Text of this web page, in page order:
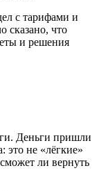
с тарифами и
сказано, что
и решения
Деньги пришли
это не «лёгкие»
ли вернуть